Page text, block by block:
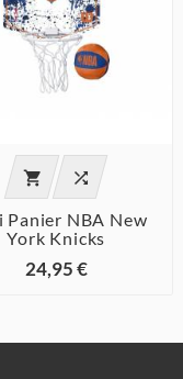
 
Panier NBA New
York Knicks
24,95 €